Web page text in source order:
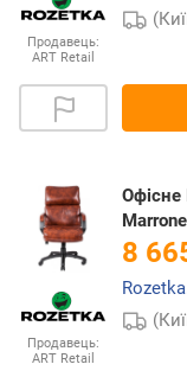
Продавець:
ART Retail
Продавець:
ART Retail
Офісне
8